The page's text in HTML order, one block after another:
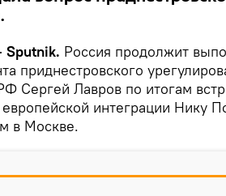
Россия продолжит
приднестровского
Сергей Лавров по итогам
интеграции Нику
в Москве.